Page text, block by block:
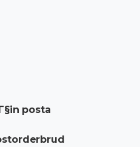
posta